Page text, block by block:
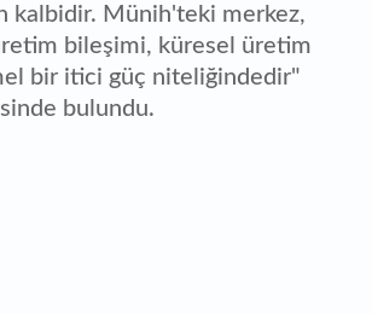
kalbidir. Münih'teki merkez,
bileşimi, küresel üretim
bir itici güç niteliğindedir"
bulundu.